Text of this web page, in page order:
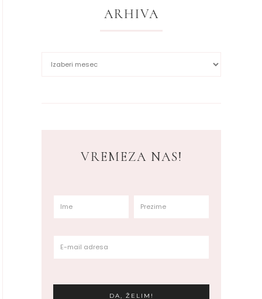
ARHIVA
VREMEZA NAS!